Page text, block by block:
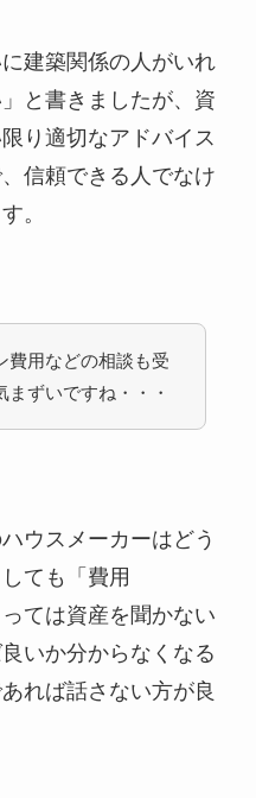
建築関係の人がいれ
と書きましたが、資
り適切なアドバイス
信頼できる人でなけ
。
費用などの相談も受
まずいですね・・・
ウスメーカーはどう
ても「費用
ては資産を聞かない
いか分からなくなる
れば話さない方が良